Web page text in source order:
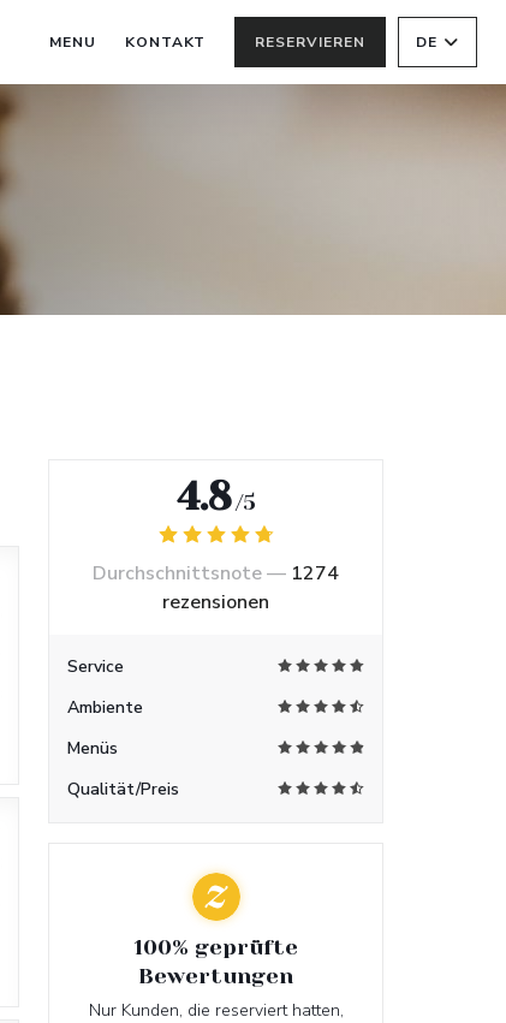
MENU ((ÖFFNET EIN NEUES FENSTER))
KONTAKT RESERVIEREN DE
4.8 /5
Durchschnittsnote — 1274
rezensionen
Service
Ambiente
Menüs
Qualität/Preis
100% geprüfte
Bewertungen
Nur Kunden, die reserviert hatten,